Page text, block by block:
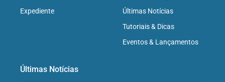
Expediente
Últimas Notícias
Tutoriais & Dicas
Eventos & Lançamentos
Últimas Notícias